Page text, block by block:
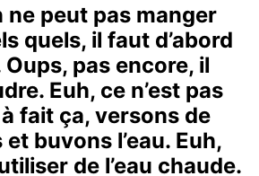
ne peut pas manger
quels, il faut d’abord
pas encore, il
Euh, ce n’est pas
fait ça, versons de
et buvons l’eau. Euh,
de l’eau chaude.